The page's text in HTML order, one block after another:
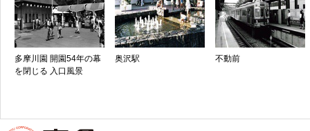
多摩川園 開園54年の幕
を閉じる 入口風景
奥沢駅 不動前